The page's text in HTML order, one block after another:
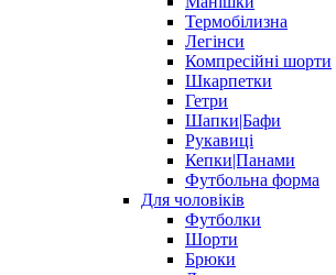
Термобілизна
Легінси
Компресійні шорти
Шкарпетки
Гетри
Шапки|Бафи
Рукавиці
Кепки|Панами
Футбольна форма
Для чоловіків
Футболки
Шорти
Брюки